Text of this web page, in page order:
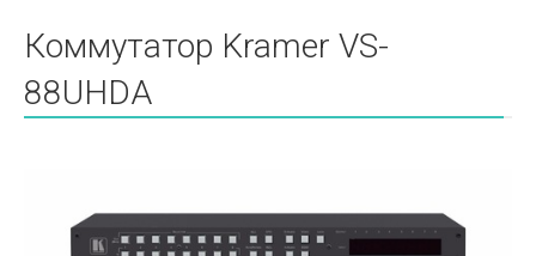
Коммутатор Kramer VS-
88UHDA